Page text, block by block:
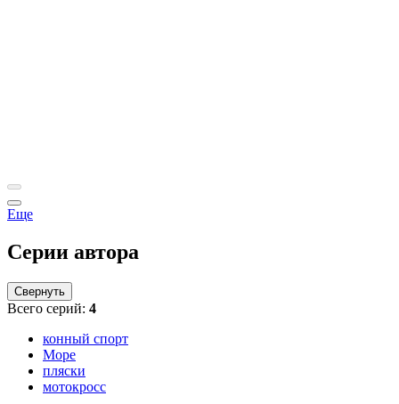
Еще
Серии автора
Свернуть
Всего серий: 4
конный спорт
Море
пляски
мотокросс